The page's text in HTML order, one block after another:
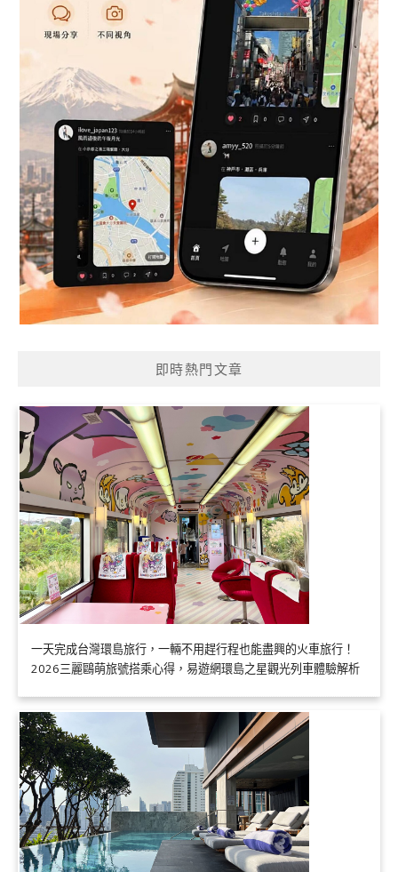
即時熱門文章
一天完成台灣環島旅行，一輛不用趕行程也能盡興的火車旅行！
2026三麗鷗萌旅號搭乘心得，易遊網環島之星觀光列車體驗解析